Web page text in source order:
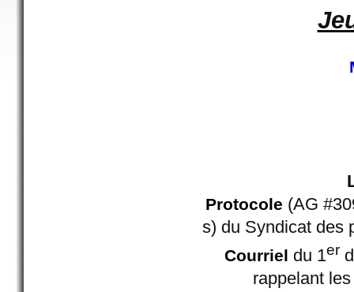
Protocole (AG
s) du Syndicat des
Courriel du 1er
rappelant